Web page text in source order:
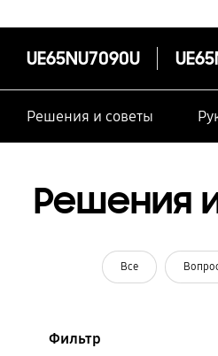
UE65NU7090U
Решения и советы
Решения
Все
Фильтр